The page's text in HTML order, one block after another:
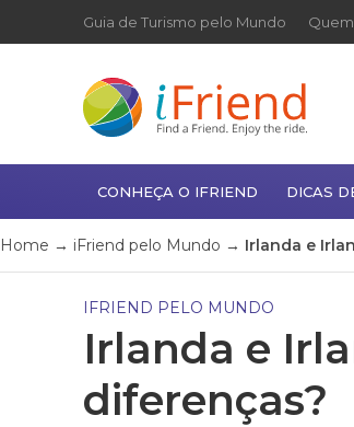
Guia de Turismo pelo Mundo
CONHEÇA O IFRIEND DICAS
Home → iFriend pelo Mundo → Irlanda e
IFRIEND PELO MUNDO
Irlanda e
diferenças?